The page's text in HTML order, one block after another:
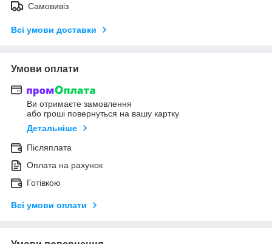
Самовивіз
Всі умови доставки
Умови оплати
Ви отримаєте замовлення
або гроші повернуться на вашу картку
Детальніше
Післяплата
Оплата на рахунок
Готівкою
Всі умови оплати